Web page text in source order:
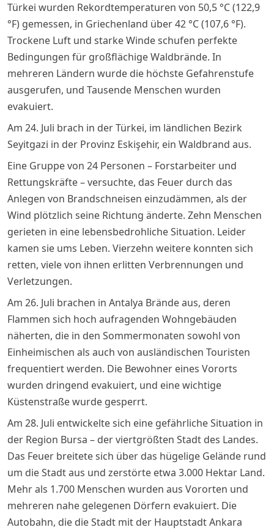
Türkei wurden Rekordtemperaturen von 50,5 °C (122,9
°F) gemessen, in Griechenland über 42 °C (107,6 °F).
Trockene Luft und starke Winde schufen perfekte
Bedingungen für großflächige Waldbrände. In
mehreren Ländern wurde die höchste Gefahrenstufe
ausgerufen, und Tausende Menschen wurden
evakuiert.
Am 24. Juli brach in der Türkei, im ländlichen Bezirk
Seyitgazi in der Provinz Eskişehir, ein Waldbrand aus.
Eine Gruppe von 24 Personen – Forstarbeiter und
Rettungskräfte – versuchte, das Feuer durch das
Anlegen von Brandschneisen einzudämmen, als der
Wind plötzlich seine Richtung änderte. Zehn Menschen
gerieten in eine lebensbedrohliche Situation. Leider
kamen sie ums Leben. Vierzehn weitere konnten sich
retten, viele von ihnen erlitten Verbrennungen und
Verletzungen.
Am 26. Juli brachen in Antalya Brände aus, deren
Flammen sich hoch aufragenden Wohngebäuden
näherten, die in den Sommermonaten sowohl von
Einheimischen als auch von ausländischen Touristen
frequentiert werden. Die Bewohner eines Vororts
wurden dringend evakuiert, und eine wichtige
Küstenstraße wurde gesperrt.
Am 28. Juli entwickelte sich eine gefährliche Situation in
der Region Bursa – der viertgrößten Stadt des Landes.
Das Feuer breitete sich über das hügelige Gelände rund
um die Stadt aus und zerstörte etwa 3.000 Hektar Land.
Mehr als 1.700 Menschen wurden aus Vororten und
mehreren nahe gelegenen Dörfern evakuiert. Die
Autobahn, die die Stadt mit der Hauptstadt Ankara